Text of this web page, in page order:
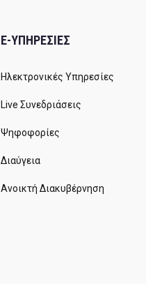
E-ΥΠΗΡΕΣΙΕΣ
Ηλεκτρονικές Υπηρεσίες
Live Συνεδριάσεις
Ψηφοφορίες
Διαύγεια
Ανοικτή Διακυβέρνηση